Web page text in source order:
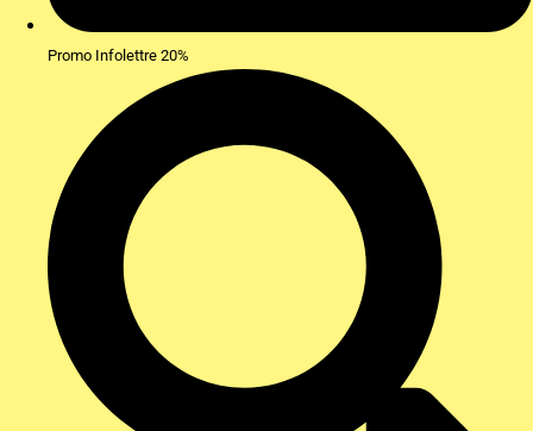
Promo Infolettre 20%